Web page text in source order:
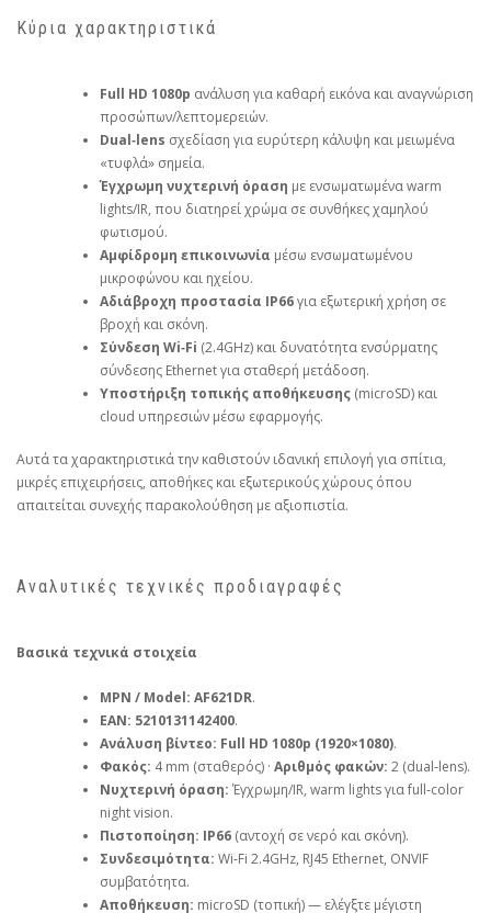
Κύρια χαρακτηριστικά
Full HD 1080p ανάλυση για καθαρή εικόνα και αναγνώριση
προσώπων/λεπτομερειών.
Dual‑lens σχεδίαση για ευρύτερη κάλυψη και μειωμένα
«τυφλά» σημεία.
Έγχρωμη νυχτερινή όραση με ενσωματωμένα warm
lights/IR, που διατηρεί χρώμα σε συνθήκες χαμηλού
φωτισμού.
Αμφίδρομη επικοινωνία μέσω ενσωματωμένου
μικροφώνου και ηχείου.
Αδιάβροχη προστασία IP66για εξωτερική χρήση σε
βροχή και σκόνη.
Σύνδεση Wi‑Fi (2.4GHz) και δυνατότητα ενσύρματης
σύνδεσης Ethernet για σταθερή μετάδοση.
Υποστήριξη τοπικής αποθήκευσης (microSD) και
cloud υπηρεσιών μέσω εφαρμογής.
Αυτά τα χαρακτηριστικά την καθιστούν ιδανική επιλογή για σπίτια,
μικρές επιχειρήσεις, αποθήκες και εξωτερικούς χώρους όπου
απαιτείται συνεχής παρακολούθηση με αξιοπιστία.
Αναλυτικές τεχνικές προδιαγραφές
Βασικά τεχνικά στοιχεία
MPN / Model: AF621DR.
EAN: 5210131142400.
Ανάλυση βίντεο: Full HD 1080p (1920×1080).
Φακός: 4 mm (σταθερός) · Αριθμός φακών: 2 (dual‑lens).
Νυχτερινή όραση: Έγχρωμη/IR, warm lights για full‑color
night vision.
Πιστοποίηση: IP66 (αντοχή σε νερό και σκόνη).
Συνδεσιμότητα: Wi‑Fi 2.4GHz, RJ45 Ethernet, ONVIF
συμβατότητα.
Αποθήκευση: microSD (τοπική) — ελέγξτε μέγιστη